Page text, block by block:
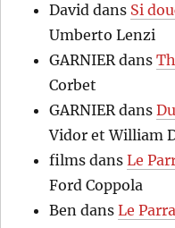
David dans Si
Umberto Lenzi
GARNIERdans
Corbet
GARNIERdans
Vidor et William
films dansLe
Ford Coppola
Ben dansLe